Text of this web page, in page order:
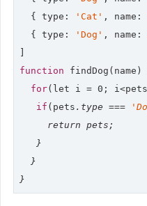
  {
type : 'Cat' , name:
  {
type : 'Dog' , name:
function findDog(name)
for( let i = 0;
if (pets .type ===
return pets ;
   }
  }